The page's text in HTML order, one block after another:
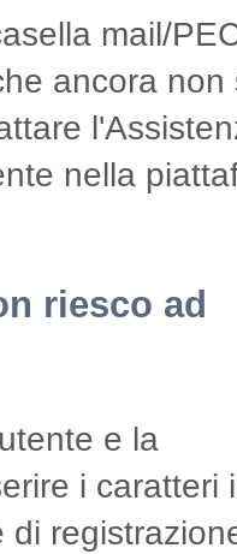
mail/
ancora non
nella
riesco ad
e la
i caratteri